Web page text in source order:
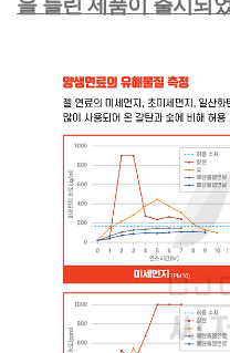
을 늘린 제품이 출시되